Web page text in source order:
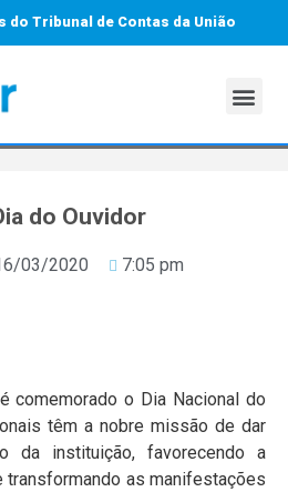
do Tribunal de Contas da União
do Ouvidor
03/2020 7:05 pm
comemorado o Dia Nacional do
têm a nobre missão de dar
da instituição, favorecendo a
as manifestações